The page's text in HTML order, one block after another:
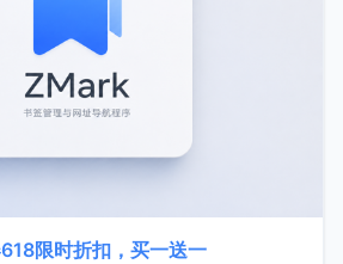
限时折扣，买一送一